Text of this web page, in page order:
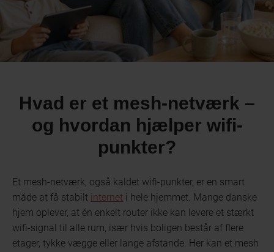
Hvad er et mesh-netværk –
og hvordan hjælper wifi-
punkter?
Et mesh-netværk, også kaldet wifi-punkter, er en smart
måde at få stabilt internet i hele hjemmet. Mange danske
hjem oplever, at én enkelt router ikke kan levere et stærkt
wifi-signal til alle rum, især hvis boligen består af flere
etager, tykke vægge eller lange afstande. Her kan et mesh